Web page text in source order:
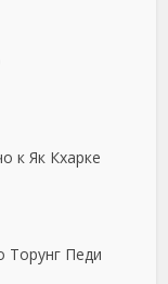
к Як Кхарке
Торунг Педи